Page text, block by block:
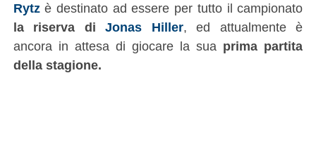
Rytzè destinato ad essere per tutto il campionato
la riserva diJonas Hiller, ed attualmente è
ancora in attesa di giocare la sua prima partita
della stagione.